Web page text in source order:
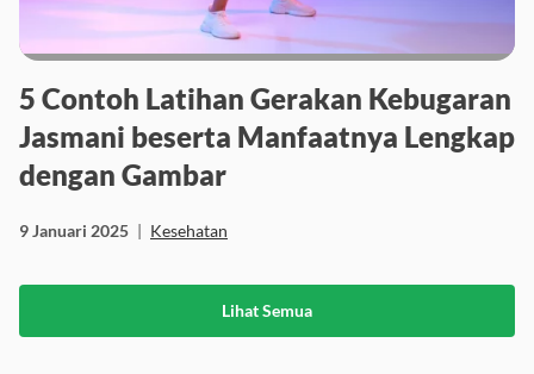
5 Contoh Latihan Gerakan Kebugaran
Jasmani beserta Manfaatnya Lengkap
dengan Gambar
9 Januari 2025 | Kesehatan
Lihat Semua